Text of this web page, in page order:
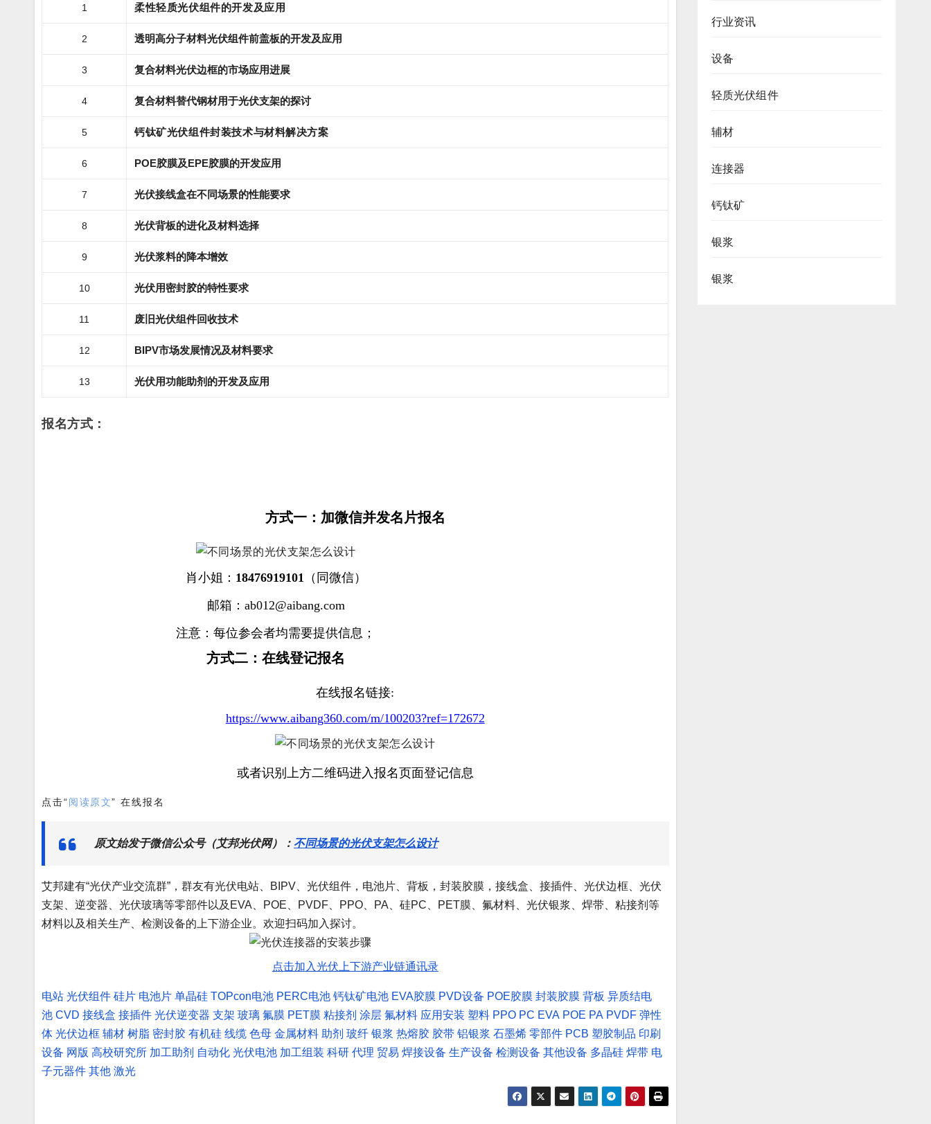
1 柔性轻质光伏组件的开发及应用
2 透明高分子材料光伏组件前盖板的开发及应用
3 复合材料光伏边框的市场应用进展
4 复合材料替代钢材用于光伏支架的探讨
5 钙钛矿光伏组件封装技术与材料解决方案
6 POE胶膜及EPE胶膜的开发应用
7 光伏接线盒在不同场景的性能要求
8 光伏背板的进化及材料选择
9 光伏浆料的降本增效
10 光伏用密封胶的特性要求
11 废旧光伏组件回收技术
12 BIPV市场发展情况及材料要求
13 光伏用功能助剂的开发及应用
报名方式：
方式一：加微信并发名片报名
肖小姐： 18476919101
（同微信）
邮箱：ab012@aibang.com
注意：每位参会者均需要提供信息；
方式二：在线登记报名
在线报名链接:
https://www.aibang360.com/m/100203?ref=172672
或者识别上方二维码进入报名页面登记信息
点击“阅读原文” 在线报名
原文始发于微信公众号（艾邦光伏网）： 不同场景的光伏支架怎么设计
艾邦建有“光伏产业交流群”，群友有光伏电站、BIPV、光伏组件，电池片、背板，封装胶膜，接线盒、接插件、光伏边框、光伏
支架、逆变器、光伏玻璃等零部件以及EVA、POE、PVDF、PPO、PA、硅PC、PET膜、氟材料、光伏银浆、焊带、粘接剂等
材料以及相关生产、检测设备的上下游企业。欢迎扫码加入探讨。
点击加入光伏上下游产业链通讯录
电站 光伏组件 硅片 电池片 单晶硅 TOPcon电池 PERC电池 钙钛矿电池 EVA胶膜 PVD设备 POE胶膜 封装胶膜 背板 异质结电
池 CVD 接线盒 接插件 光伏逆变器 支架 玻璃 氟膜 PET膜 粘接剂 涂层 氟材料 应用安装 塑料 PPO PC EVA POE PA PVDF 弹性
体 光伏边框 辅材 树脂 密封胶 有机硅 线缆 色母 金属材料 助剂 玻纤 银浆 热熔胶 胶带 铝银浆 石墨烯 零部件 PCB 塑胶制品 印刷
设备 网版 高校研究所 加工助剂 自动化 光伏电池 加工组装 科研 代理 贸易 焊接设备 生产设备 检测设备 其他设备 多晶硅 焊带 电
子元器件 其他 激光
行业资讯
设备
轻质光伏组件
辅材
连接器
钙钛矿
银浆
银浆